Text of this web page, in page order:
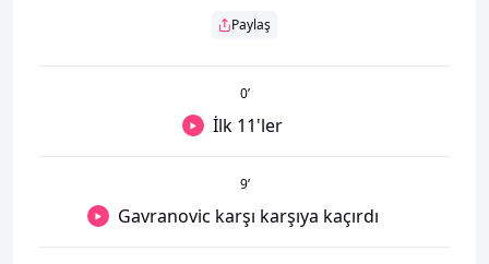
Paylaş
0’
İlk 11'ler
9’
Gavranovic karşı karşıya kaçırdı